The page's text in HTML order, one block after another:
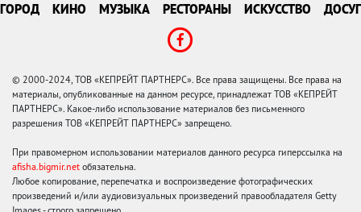
ГОРОД КИНО МУЗЫКА РЕСТОРАНЫ ИСКУССТВО ДОСУГ
© 2000-2024, ТОВ «КЕПРЕЙТ ПАРТНЕРС». Все права защищены. Все права на
материалы, опубликованные на данном ресурсе, принадлежат ТОВ «КЕПРЕЙТ
ПАРТНЕРС». Какое-либо использование материалов без письменного
разрешения ТОВ «КЕПРЕЙТ ПАРТНЕРС» запрещено.
При правомерном использовании материалов данного ресурса гиперссылка на
afisha.bigmir.net обязательна.
Любое копирование, перепечатка и воспроизведение фотографических
произведений и/или аудиовизуальных произведений правообладателя Getty